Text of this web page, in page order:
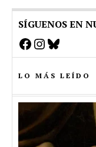
SÍGUENOS EN
Facebook
Instagram
Bluesky
LO MÁS LEÍDO